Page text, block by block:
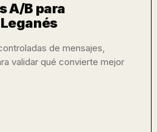
A/B para
de mensajes,
validar qué convierte mejor